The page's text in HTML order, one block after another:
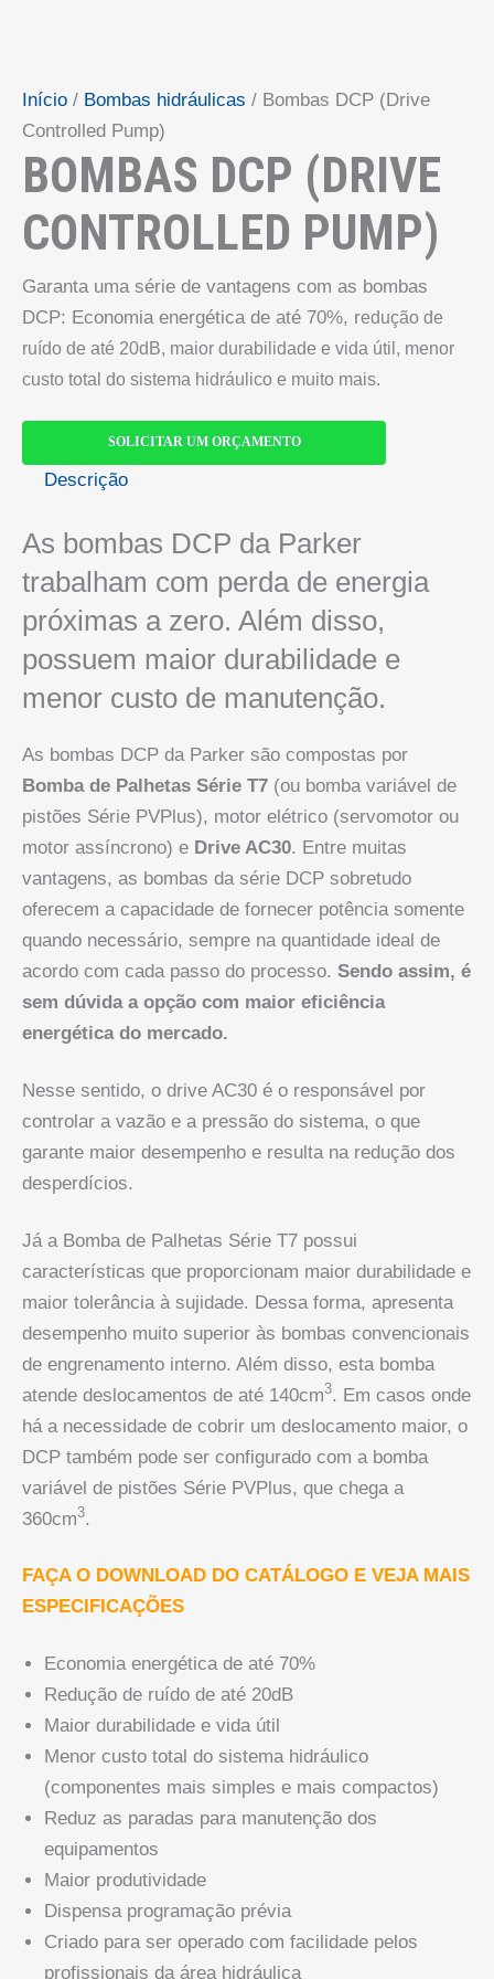
Início / Bombas hidráulicas / Bombas DCP (Drive
Controlled Pump)
BOMBAS DCP (DRIVE
CONTROLLED PUMP)
Garanta uma série de vantagens com as bombas
DCP: Economia energética de até 70%, redução de
ruído de até 20dB, maior durabilidade e vida útil, menor
custo total do sistema hidráulico e muito mais.
SOLICITAR UM ORÇAMENTO
Descrição
As bombas DCP da Parker
trabalham com perda de energia
próximas a zero. Além disso,
possuem maior durabilidade e
menor custo de manutenção.
As bombas DCP da Parker são compostas por
Bomba de Palhetas Série T7 (ou bomba variável de
pistões Série PVPlus), motor elétrico (servomotor ou
motor assíncrono) e Drive AC30. Entre muitas
vantagens, as bombas da série DCP sobretudo
oferecem a capacidade de fornecer potência somente
quando necessário, sempre na quantidade ideal de
acordo com cada passo do processo. Sendo assim, é
sem dúvida a opção com maior eficiência
energética do mercado.
Nesse sentido, o drive AC30 é o responsável por
controlar a vazão e a pressão do sistema, o que
garante maior desempenho e resulta na redução dos
desperdícios.
Já a Bomba de Palhetas Série T7 possui
características que proporcionam maior durabilidade e
maior tolerância à sujidade. Dessa forma, apresenta
desempenho muito superior às bombas convencionais
de engrenamento interno. Além disso, esta bomba
atende deslocamentos de até 140cm3. Em casos onde
há a necessidade de cobrir um deslocamento maior, o
DCP também pode ser configurado com a bomba
variável de pistões Série PVPlus, que chega a
360cm3.
FAÇA O DOWNLOAD DO CATÁLOGO E VEJA MAIS
ESPECIFICAÇÕES
Economia energética de até 70%
Redução de ruído de até 20dB
Maior durabilidade e vida útil
Menor custo total do sistema hidráulico
(componentes mais simples e mais compactos)
Reduz as paradas para manutenção dos
equipamentos
Maior produtividade
Dispensa programação prévia
Criado para ser operado com facilidade pelos
profissionais da área hidráulica